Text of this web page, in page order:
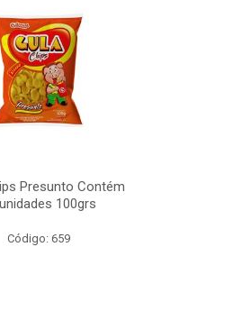
Presunto Contém
100grs
Código: 659